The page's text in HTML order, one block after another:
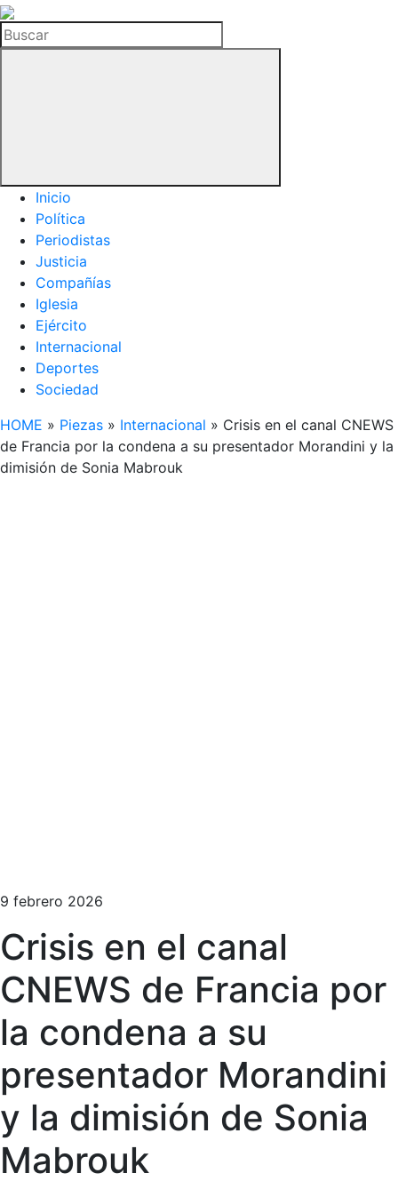
La
Hemeroteca
del
Buscar
Inicio
Política
Periodistas
Justicia
Compañías
Iglesia
Ejército
Internacional
Deportes
Sociedad
HOME » Piezas » Internacional » Crisis en el canal CNEWS
de Francia por la condena a su presentador Morandini y la
dimisión de Sonia Mabrouk
9 febrero 2026
Crisis en el canal
CNEWS de Francia por
la condena a su
presentador Morandini
y la dimisión de Sonia
Mabrouk